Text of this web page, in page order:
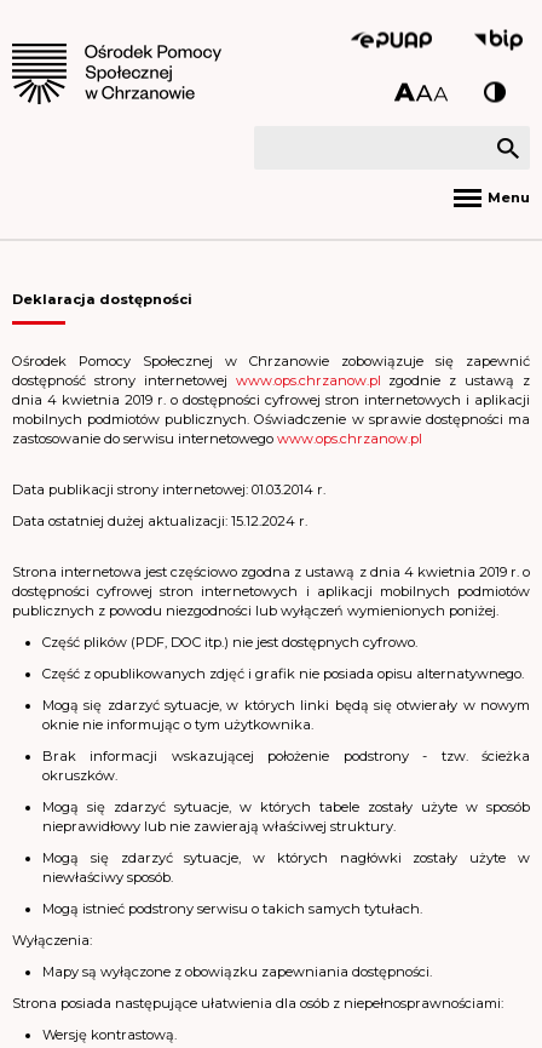
Menu
Deklaracja dostępności
Ośrodek Pomocy Społecznej w Chrzanowie zobowiązuje się zapewnić
dostępność strony internetowej www.ops.chrzanow.pl zgodnie z ustawą z
dnia 4 kwietnia 2019 r. o dostępności cyfrowej stron internetowych i aplikacji
mobilnych podmiotów publicznych. Oświadczenie w sprawie dostępności ma
zastosowanie do serwisu internetowego www.ops.chrzanow.pl
Data publikacji strony internetowej: 01.03.2014 r.
Data ostatniej dużej aktualizacji: 15.12.2024 r.
Strona internetowa jest częściowo zgodna z ustawą z dnia 4 kwietnia 2019 r. o
dostępności cyfrowej stron internetowych i aplikacji mobilnych podmiotów
publicznych z powodu niezgodności lub wyłączeń wymienionych poniżej.
Część plików (PDF, DOC itp.) nie jest dostępnych cyfrowo.
Część z opublikowanych zdjęć i grafik nie posiada opisu alternatywnego.
Mogą się zdarzyć sytuacje, w których linki będą się otwierały w nowym
oknie nie informując o tym użytkownika.
Brak informacji wskazującej położenie podstrony - tzw. ścieżka
okruszków.
Mogą się zdarzyć sytuacje, w których tabele zostały użyte w sposób
nieprawidłowy lub nie zawierają właściwej struktury.
Mogą się zdarzyć sytuacje, w których nagłówki zostały użyte w
niewłaściwy sposób.
Mogą istnieć podstrony serwisu o takich samych tytułach.
Wyłączenia:
Mapy są wyłączone z obowiązku zapewniania dostępności.
Strona posiada następujące ułatwienia dla osób z niepełnosprawnościami:
Wersję kontrastową.